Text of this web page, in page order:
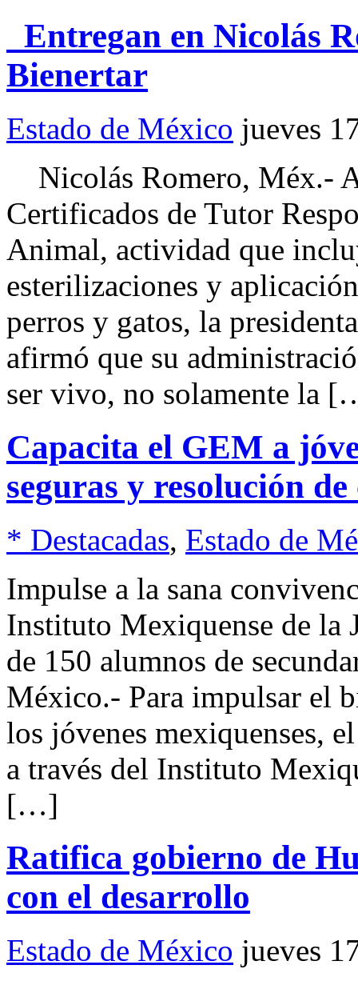
Entregan en Nicolás
Bienertar
Estado de México jueves
Nicolás Romero, Méx.-
Certificados de Tutor
Animal, actividad que
esterilizaciones y
perros y gatos, la
afirmó que su
ser vivo, no solamente la
Capacita el GEM a
seguras y resolución
* Destacadas, Estado de
Impulse a la sana
Instituto Mexiquense de la
de 150 alumnos de
México.- Para impulsar el
los jóvenes mexiquenses,
a través del Instituto
[…]
Ratifica gobierno de
con el desarrollo
Estado de México jueves